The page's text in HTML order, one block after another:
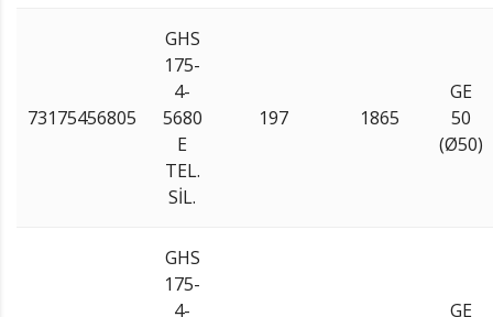
73175456805
GHS
175-
4-
5680
E
TEL.
SİL.
197 1865
GE
50
(Ø50)
GHS
175-
4-
GE